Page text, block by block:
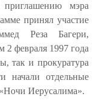
мэра
принял участие
Реза Багери,
февраля 1997 года
так и прокуратура
начали отдельные
Иерусалима».